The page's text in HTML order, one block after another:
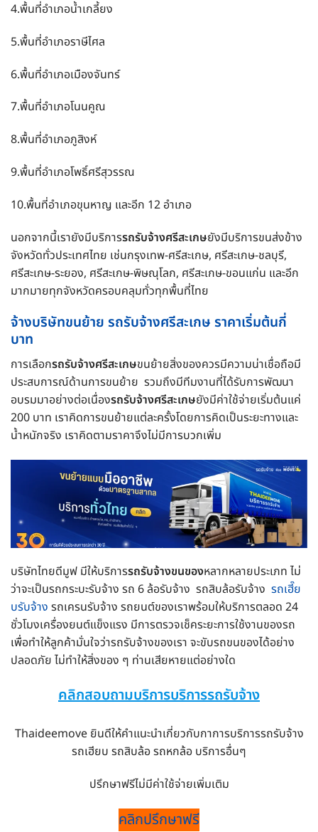
4.พื้นที่อำเภอน้ำเกลี้ยง
5.พื้นที่อำเภอราษีไศล
6.พื้นที่อำเภอเมืองจันทร์
7.พื้นที่อำเภอโนนคูณ
8.พื้นที่อำเภอภูสิงห์
9.พื้นที่อำเภอโพธิ์ศรีสุวรรณ
10.พื้นที่อำเภอขุนหาญ และอีก 12 อำเภอ
นอกจากนี้เรายังมีบริการรถรับจ้างศรีสะเกษยังมีบริการขนส่งข้าง
จังหวัดทั่วประเทศไทย เช่นกรุงเทพ-ศรีสะเกษ, ศรีสะเกษ-ชลบุรี,
ศรีสะเกษ-ระยอง, ศรีสะเกษ-พิษณุโลก, ศรีสะเกษ-ขอนแก่น และอีก
มากมายทุกจังหวัดครอบคลุมทั่วทุกพื้นที่ไทย
จ้างบริษัทขนย้าย รถรับจ้างศรีสะเกษ ราคาเริ่มต้นกี่
บาท
การเลือกรถรับจ้างศรีสะเกษขนย้ายสิ่งของควรมีความน่าเชื่อถือมี
ประสบการณ์ด้านการขนย้าย รวมถึงมีทีมงานที่ได้รับการพัฒนา
อบรมมาอย่างต่อเนื่องรถรับจ้างศรีสะเกษยังมีค่าใช้จ่ายเริ่มต้นแค่
200 บาท เราคิดการขนย้ายแต่ละครั้งโดยการคิดเป็นระยะทางและ
น้ำหนักจริง เราคิดตามราคาจึงไม่มีการบวกเพิ่ม
บริษัทไทยดีมูฟ มีให้บริการรถรับจ้างขนของหลากหลายประเภท ไม่
ว่าจะเป็นรถกระบะรับจ้าง รถ 6 ล้อรับจ้าง รถสิบล้อรับจ้าง รถเฮี๊ย
บรับจ้าง รถเครนรับจ้าง รถยนต์ของเราพร้อมให้บริการตลอด 24
ชั่วโมงเครื่องยนต์แข็งแรง มีการตรวจเช็คระยะการใช้งานของรถ
เพื่อทำให้ลูกค้ามั่นใจว่ารถรับจ้างของเรา จะขับรถขนของได้อย่าง
ปลอดภัย ไม่ทำให้สิ่งของ ๆ ท่านเสียหายแต่อย่างใด
คลิกสอบถามบริการบริการรถรับจ้าง
Thaideemove ยินดีให้คำแนะนำเกี่ยวกับกาการบริการรถรับจ้าง
รถเฮียบ รถสิบล้อ รถหกล้อ บริการอื่นๆ
ปรึกษาฟรีไม่มีค่าใช้จ่ายเพิ่มเติม
คลิกปรึกษาฟรี